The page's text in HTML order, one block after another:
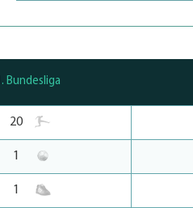
Bundesliga
20
1
1